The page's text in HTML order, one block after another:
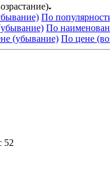
По
По
(убывание) По цене
52